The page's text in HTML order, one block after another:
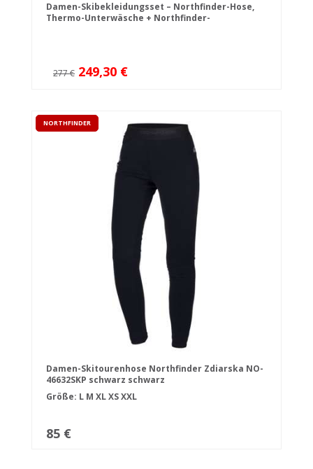
Damen-Skibekleidungsset – Northfinder-Hose,
Thermo-Unterwäsche + Northfinder-
277 € 249,30 €
NORTHFINDER
Damen-Skitourenhose Northfinder Zdiarska NO-
46632SKP schwarz schwarz
Größe: L M XLXSXXL
85 €